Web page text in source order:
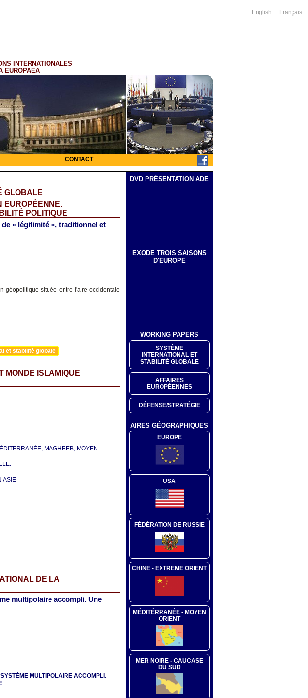
English Français
INTERNATIONALES
EUROPAEA
CONTACT
GLOBALE
EUROPÉENNE.
POLITIQUE
« légitimité », traditionnel et
géopolitique située entre l'aire occidentale
et stabilité globale
MONDE ISLAMIQUE
MAGHREB, MOYEN
ASIE
DE LA
multipolaire accompli. Une
MULTIPOLAIRE ACCOMPLI.
DVD PRÉSENTATION ADE
EXODE TROIS SAISONS
D'EUROPE
WORKING PAPERS
SYSTÈME
INTERNATIONAL ET
STABILITÉ GLOBALE
AFFAIRES
EUROPÉENNES
DÉFENSE/STRATÉGIE
AIRES GÉOGRAPHIQUES
EUROPE
USA
FÉDÉRATION DE RUSSIE
CHINE - EXTRÊME ORIENT
MÉDITÉRRANÉE - MOYEN
ORIENT
MER NOIRE - CAUCASE
DU SUD